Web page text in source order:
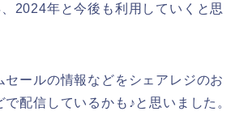
2024年と今後も利用していくと思
セールの情報などをシェアレジのお
で配信しているかも♪と思いました。